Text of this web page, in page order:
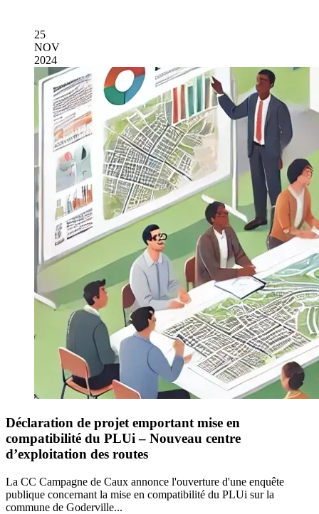
25
NOV
2024
Déclaration de projet emportant mise en
compatibilité du PLUi – Nouveau centre
d’exploitation des routes
La CC Campagne de Caux annonce l'ouverture d'une enquête
publique concernant la mise en compatibilité du PLUi sur la
commune de Goderville...